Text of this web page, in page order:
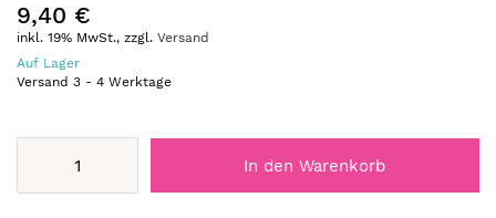
9,40 €
inkl. 19% MwSt., zzgl. Versand
Auf Lager
Versand 3 - 4 Werktage
In den Warenkorb